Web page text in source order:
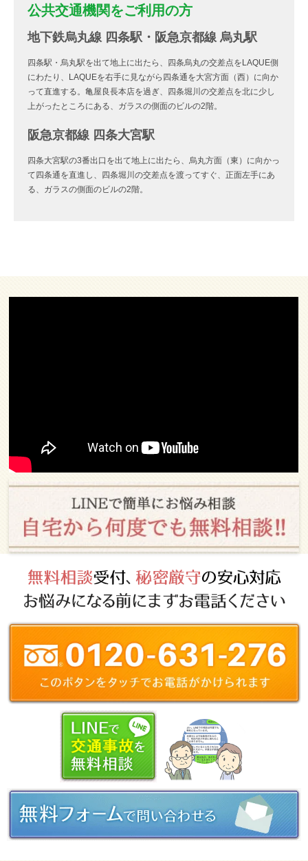
公共交通機関をご利用の方
地下鉄烏丸線 四条駅・阪急京都線 烏丸駅
四条駅・烏丸駅を出て地上に出たら、四条烏丸の交差点をLAQUE側
にわたり、LAQUEを右手に見ながら四条通を大宮方面（西）に向か
って直進する。亀屋良長本店を過ぎ、四条堀川の交差点を北に少し
上がったところにある、ガラスの側面のビルの2階。
阪急京都線 四条大宮駅
四条大宮駅の3番出口を出て地上に出たら、烏丸方面（東）に向かっ
て四条通を直進し、四条堀川の交差点を渡ってすぐ、正面左手にあ
る、ガラスの側面のビルの2階。